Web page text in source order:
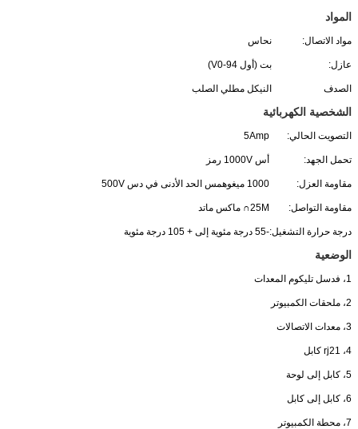
المواد
مواد الاتصال: نحاس
عازل: بت (أول 94-V0)
الصدف النيكل مطلي الصلب
الشخصية الكهربائية
التصويت الحالي: 5Amp
تحمل الجهد: أس 1000V رمز
مقاومة العزل: 1000 ميغوهمس الحد الأدنى في دس 500V
مقاومة التواصل: 25M∩ ماكس ماتد
درجة حرارة التشغيل:-55 درجة مئوية إلى + 105 درجة مئوية
الوضعية
1، فدسل تليكوم المعدات
2، ملحقات الكمبيوتر
3، معدات الاتصالات
4، rj21 كابل
5، كابل إلى لوحة
6، كابل إلى كابل
7، محطة الكمبيوتر